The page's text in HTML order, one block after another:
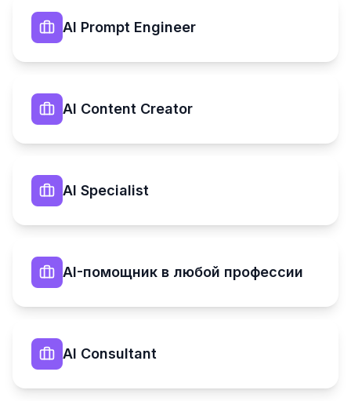
AI Prompt Engineer
AI Content Creator
AI Specialist
AI-помощник в любой профессии
AI Consultant